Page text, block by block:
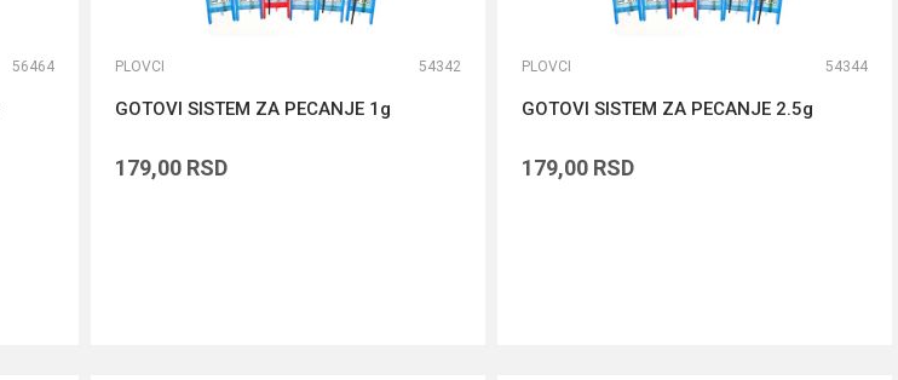
56464 PLOVCI 54342
GOTOVI SISTEM ZA PECANJE 1g
179,00 RSD
PLOVCI 54344
GOTOVI SISTEM ZA PECANJE 2.5g
179,00 RSD